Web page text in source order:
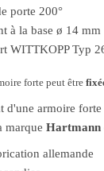
porte 200°
à la base ø 14 mm
WITTKOPP Typ
forte peut être
d'une armoire
marque Hartmann
allemande